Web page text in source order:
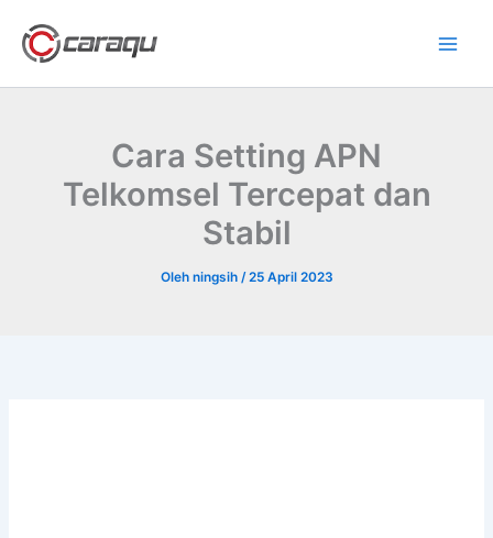
konten
Cara Setting APN
Telkomsel Tercepat dan
Stabil
Oleh ningsih /25 April 2023